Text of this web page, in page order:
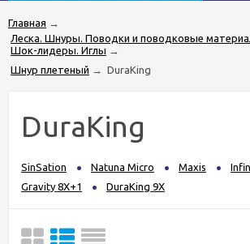
Главная
→
Леска. Шнуры. Поводки и поводковые
Шок-лидеры. Иглы →
Шнур плетеный → DuraKing
DuraKing
SinSation Natuna Micro Maxis
Gravity 8X+1
DuraKing 9X